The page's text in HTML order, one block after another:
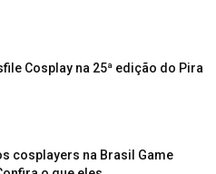
Cosplay na 25ª edição do Pira
cosplayers na Brasil Game